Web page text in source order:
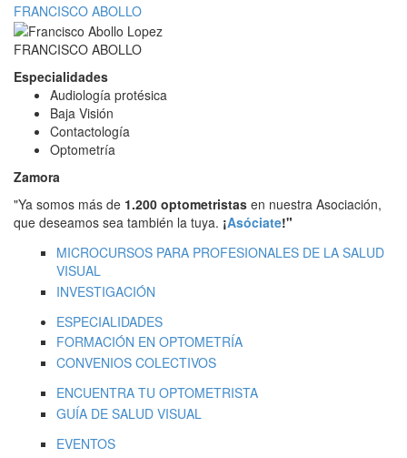
FRANCISCO ABOLLO
FRANCISCO ABOLLO
Especialidades
Audiología protésica
Baja Visión
Contactología
Optometría
Zamora
"Ya somos más de 1.200 optometristas en nuestra Asociación,
que deseamos sea también la tuya. ¡Asóciate!"
MICROCURSOS PARA PROFESIONALES DE LA SALUD
VISUAL
INVESTIGACIÓN
ESPECIALIDADES
FORMACIÓN EN OPTOMETRÍA
CONVENIOS COLECTIVOS
ENCUENTRA TU OPTOMETRISTA
GUÍA DE SALUD VISUAL
EVENTOS